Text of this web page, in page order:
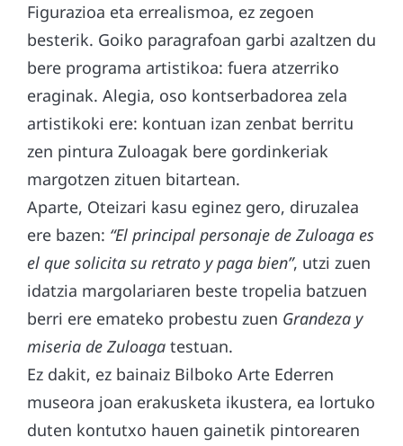
Figurazioa eta errealismoa, ez zegoen
besterik. Goiko paragrafoan garbi azaltzen du
bere programa artistikoa: fuera atzerriko
eraginak. Alegia, oso kontserbadorea zela
artistikoki ere: kontuan izan zenbat berritu
zen pintura Zuloagak bere gordinkeriak
margotzen zituen bitartean.
Aparte, Oteizari kasu eginez gero, diruzalea
ere bazen: “El principal personaje de Zuloaga es
el que solicita su retrato y paga bien”, utzi zuen
idatzia margolariaren beste tropelia batzuen
berri ere emateko probestu zuen Grandeza y
miseria de Zuloaga testuan.
Ez dakit, ez bainaiz Bilboko Arte Ederren
museora joan erakusketa ikustera, ea lortuko
duten kontutxo hauen gainetik pintorearen